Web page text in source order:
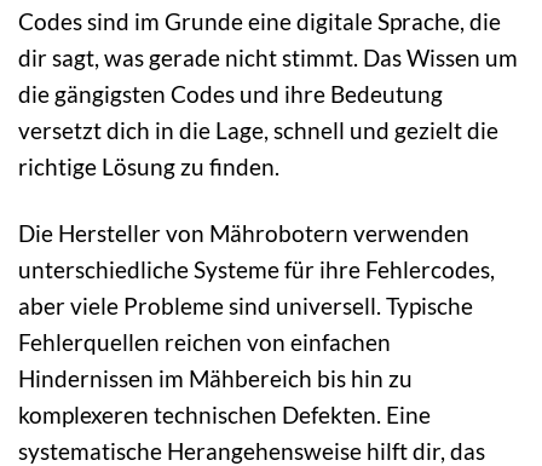
Codes sind im Grunde eine digitale Sprache, die
dir sagt, was gerade nicht stimmt. Das Wissen um
die gängigsten Codes und ihre Bedeutung
versetzt dich in die Lage, schnell und gezielt die
richtige Lösung zu finden.
Die Hersteller von Mährobotern verwenden
unterschiedliche Systeme für ihre Fehlercodes,
aber viele Probleme sind universell. Typische
Fehlerquellen reichen von einfachen
Hindernissen im Mähbereich bis hin zu
komplexeren technischen Defekten. Eine
systematische Herangehensweise hilft dir, das